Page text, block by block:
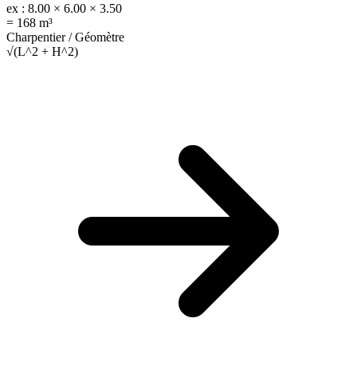
ex : 8.00 × 6.00 × 3.50
= 168 m³
Charpentier / Géomètre
√(L^2 + H^2)